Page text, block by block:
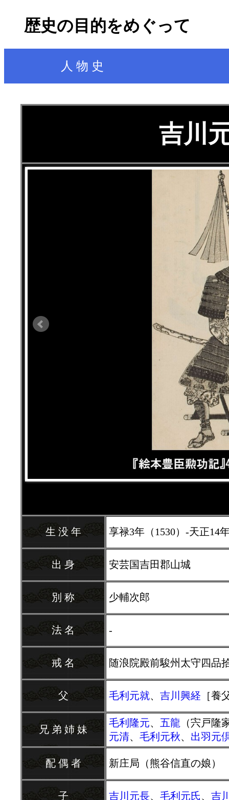
歴史の目的をめぐって
人 物 史
吉川
生 没 年 享禄3年（1530）-天正14
出 身 安芸国吉田郡山城
別 称 少輔次郎
法 名 -
戒 名 随浪院殿前駿州太守四品
父 毛利元就、 吉川興経 ［養
兄 弟 姉 妹
毛利隆元、 五龍 （宍戸隆
元清、 毛利元秋、 出羽元
配 偶 者 新庄局（熊谷信直の娘）
子 吉川元長、 毛利元氏、 吉